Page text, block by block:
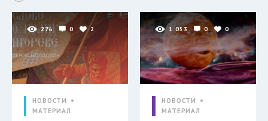
276 0 2
НОВОСТИ
МАТЕРИАЛ
1 053 0 0
НОВОСТИ
МАТЕРИАЛ